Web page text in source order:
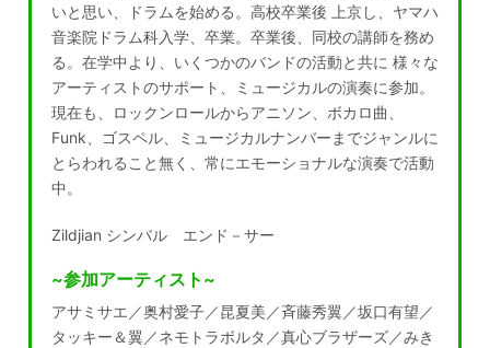
いと思い、ドラムを始める。高校卒業後 上京し、ヤマハ
音楽院ドラム科入学、卒業。卒業後、同校の講師を務め
る。在学中より、いくつかのバンドの活動と共に 様々な
アーティストのサポート、ミュージカルの演奏に参加。
現在も、ロックンロールからアニソン、ボカロ曲、
Funk、ゴスペル、ミュージカルナンバーまでジャンルに
とらわれること無く、常にエモーショナルな演奏で活動
中。
Zildjian シンバル エンド－サー
~参加アーティスト~
アサミサエ／奥村愛子／昆夏美／斉藤秀翼／坂口有望／
タッキー＆翼／ネモトラボルタ／真心ブラザーズ／みき